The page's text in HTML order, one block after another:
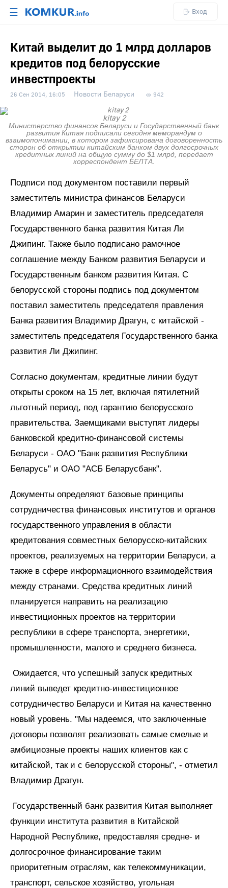
☰ Вход
Китай выделит до 1 млрд долларов
кредитов под белорусские
инвестпроекты
26 Сен 2014, 16:05 Новости Беларуси 942
kitay 2
Министерство финансов Беларуси и Государственный банк
развития Китая подписали сегодня меморандум о
взаимопонимании, в котором зафиксирована договоренность
сторон об открытии китайским банком двух долгосрочных
кредитных линий на общую сумму до $1 млрд, передает
корреспондент БЕЛТА.
Подписи под документом поставили первый
заместитель министра финансов Беларуси
Владимир Амарин и заместитель председателя
Государственного банка развития Китая Ли
Джипинг. Также было подписано рамочное
соглашение между Банком развития Беларуси и
Государственным банком развития Китая. С
белорусской стороны подпись под документом
поставил заместитель председателя правления
Банка развития Владимир Драгун, с китайской -
заместитель председателя Государственного банка
развития Ли Джипинг.
Согласно документам, кредитные линии будут
открыты сроком на 15 лет, включая пятилетний
льготный период, под гарантию белорусского
правительства. Заемщиками выступят лидеры
банковской кредитно-финансовой системы
Беларуси - ОАО "Банк развития Республики
Беларусь" и ОАО "АСБ Беларусбанк".
Документы определяют базовые принципы
сотрудничества финансовых институтов и органов
государственного управления в области
кредитования совместных белорусско-китайских
проектов, реализуемых на территории Беларуси, а
также в сфере информационного взаимодействия
между странами. Средства кредитных линий
планируется направить на реализацию
инвестиционных проектов на территории
республики в сфере транспорта, энергетики,
промышленности, малого и среднего бизнеса.
Ожидается, что успешный запуск кредитных
линий выведет кредитно-инвестиционное
сотрудничество Беларуси и Китая на качественно
новый уровень. "Мы надеемся, что заключенные
договоры позволят реализовать самые смелые и
амбициозные проекты наших клиентов как с
китайской, так и с белорусской стороны", - отметил
Владимир Драгун.
Государственный банк развития Китая выполняет
функции института развития в Китайской
Народной Республике, предоставляя средне- и
долгосрочное финансирование таким
приоритетным отраслям, как телекоммуникации,
транспорт, сельское хозяйство, угольная